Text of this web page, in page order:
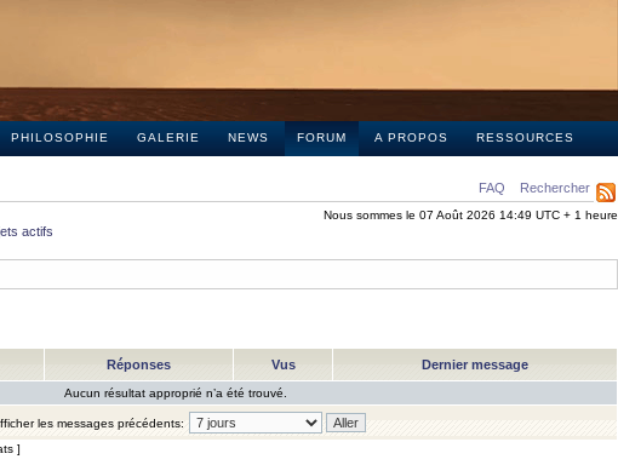
PHILOSOPHIE GALERIE NEWS FORUM A PROPOS RESSOURCES
FAQ Rechercher
Nous sommes le 07 Août 2026 14:49 UTC + 1 heure
actifs
Réponses Vus Dernier message
Aucun résultat approprié n’a été trouvé.
les messages précédents:
]